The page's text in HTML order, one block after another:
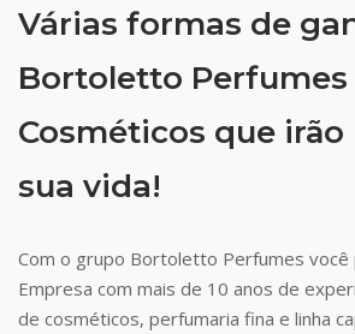
Várias formas de
Bortoletto Perfumes
Cosméticos que
sua vida!
Com o grupo Bortoletto Perfumes você
Empresa com mais de 10 anos de
de cosméticos, perfumaria fina e linha